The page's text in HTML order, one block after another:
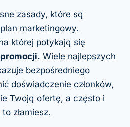
zasady, które są
marketingowy.
której potykają się
Wiele najlepszych
bezpośredniego
doświadczenie członków,
Twoją ofertę, a często i
złamiesz.